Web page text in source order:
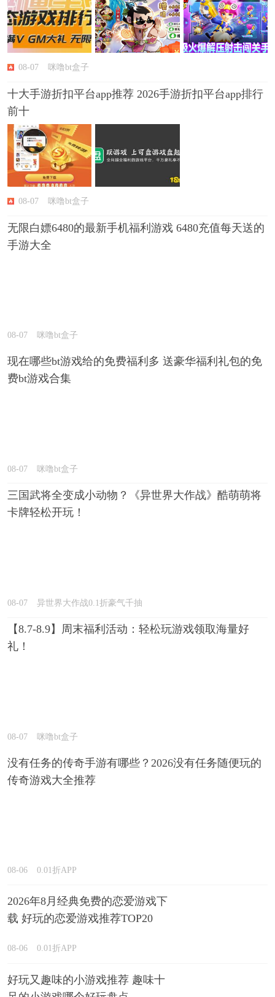
08-07 咪噜bt盒子
十大手游折扣平台app推荐 2026手游折扣平台app排行
前十
08-07 咪噜bt盒子
无限白嫖6480的最新手机福利游戏 6480充值每天送的
手游大全
08-07 咪噜bt盒子
现在哪些bt游戏给的免费福利多 送豪华福利礼包的免
费bt游戏合集
08-07 咪噜bt盒子
三国武将全变成小动物？《异世界大作战》酷萌萌将
卡牌轻松开玩！
08-07 异世界大作战0.1折豪气千抽
【8.7-8.9】周末福利活动：轻松玩游戏领取海量好
礼！
08-07 咪噜bt盒子
没有任务的传奇手游有哪些？2026没有任务随便玩的
传奇游戏大全推荐
08-06 0.01折APP
2026年8月经典免费的恋爱游戏下
载 好玩的恋爱游戏推荐TOP20
08-06 0.01折APP
好玩又趣味的小游戏推荐 趣味十